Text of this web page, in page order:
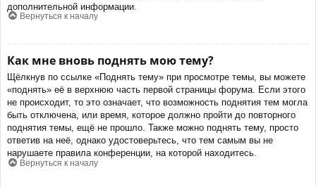
дополнительной информации.
Вернуться к началу
Как мне вновь поднять мою тему?
Щёлкнув по ссылке «Поднять тему» при просмотре темы, вы можете
«поднять» её в верхнюю часть первой страницы форума. Если этого
не происходит, то это означает, что возможность поднятия тем могла
быть отключена, или время, которое должно пройти до повторного
поднятия темы, ещё не прошло. Также можно поднять тему, просто
ответив на неё, однако удостоверьтесь, что тем самым вы не
нарушаете правила конференции, на которой находитесь.
Вернуться к началу